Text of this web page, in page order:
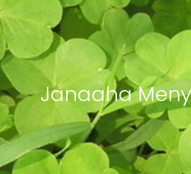
Janaaha